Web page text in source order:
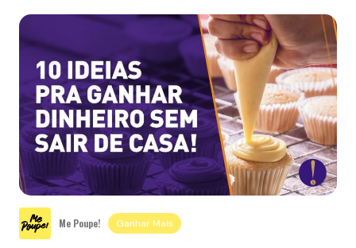
Me Poupe! Ganhar Mais